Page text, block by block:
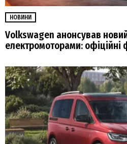
НОВИНИ
Volkswagen анонсував
електромоторами: офіційні